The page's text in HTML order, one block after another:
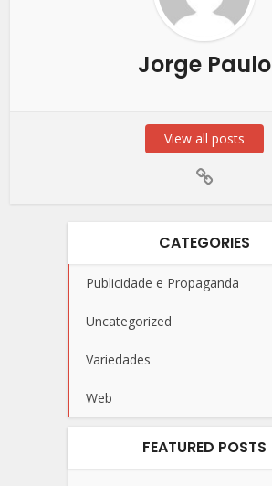
Jorge Paulo
View all posts
CATEGORIES
Publicidade e Propaganda
Uncategorized
Variedades
Web
FEATURED POSTS